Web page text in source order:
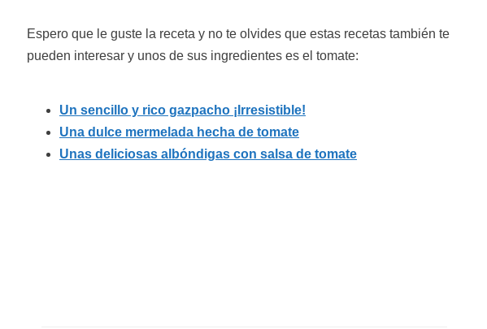
Espero que le guste la receta y no te olvides que estas recetas también te
pueden interesar y unos de sus ingredientes es el tomate:
Un sencillo y rico gazpacho ¡Irresistible!
Una dulce mermelada hecha de tomate
Unas deliciosas albóndigas con salsa de tomate